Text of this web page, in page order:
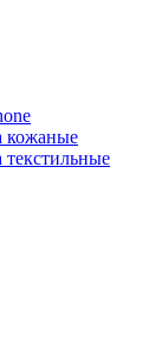
кожаные
текстильные